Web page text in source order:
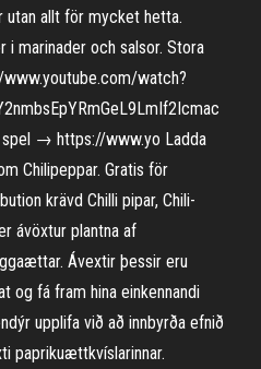
utan allt för mycket hetta.
i marinader och salsor. Stora
watch?
spel → https://www.yo Ladda
Chilipeppar. Gratis för
krävd Chilli pipar, Chili-
ávöxtur plantna af
Ávextir þessir eru
og fá fram hina einkennandi
upplifa við að innbyrða efnið
paprikuættkvíslarinnar.